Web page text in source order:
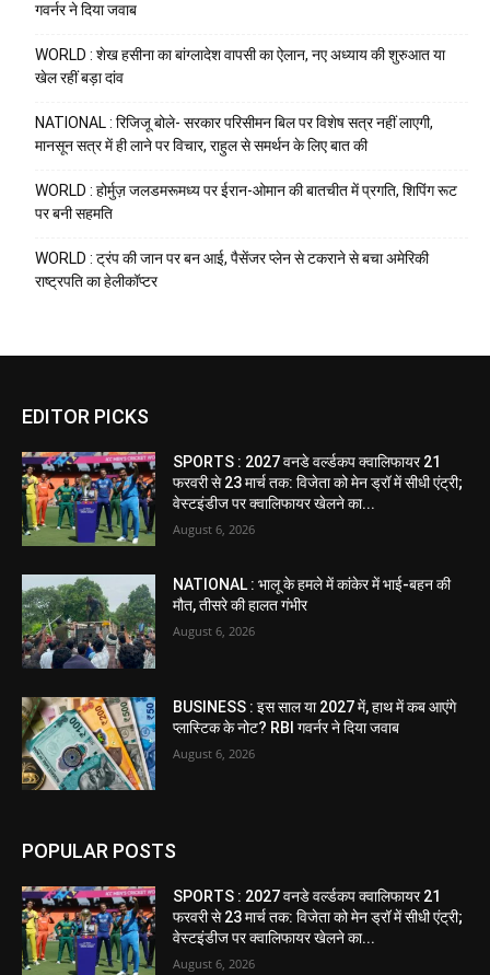
गवर्नर ने दिया जवाब
WORLD : शेख हसीना का बांग्लादेश वापसी का ऐलान, नए अध्याय की शुरुआत या
खेल रहीं बड़ा दांव
NATIONAL : रिजिजू बोले- सरकार परिसीमन बिल पर विशेष सत्र नहीं लाएगी,
मानसून सत्र में ही लाने पर विचार, राहुल से समर्थन के लिए बात की
WORLD : होर्मुज़ जलडमरूमध्य पर ईरान-ओमान की बातचीत में प्रगति, शिपिंग रूट
पर बनी सहमति
WORLD : ट्रंप की जान पर बन आई, पैसेंजर प्लेन से टकराने से बचा अमेरिकी
राष्ट्रपति का हेलीकॉप्टर
EDITOR PICKS
SPORTS : 2027 वनडे वर्ल्डकप क्वालिफायर 21
फरवरी से 23 मार्च तक: विजेता को मेन ड्रॉ में सीधी एंट्री;
वेस्टइंडीज पर क्वालिफायर खेलने का...
August 6, 2026
NATIONAL : भालू के हमले में कांकेर में भाई-बहन की
मौत, तीसरे की हालत गंभीर
August 6, 2026
BUSINESS : इस साल या 2027 में, हाथ में कब आएंगे
प्लास्टिक के नोट? RBI गवर्नर ने दिया जवाब
August 6, 2026
POPULAR POSTS
SPORTS : 2027 वनडे वर्ल्डकप क्वालिफायर 21
फरवरी से 23 मार्च तक: विजेता को मेन ड्रॉ में सीधी एंट्री;
वेस्टइंडीज पर क्वालिफायर खेलने का...
August 6, 2026